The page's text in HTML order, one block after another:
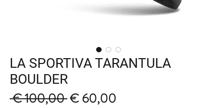
LA SPORTIVA TARANTULA
BOULDER
€ 100,00 Regular
€ 60,00